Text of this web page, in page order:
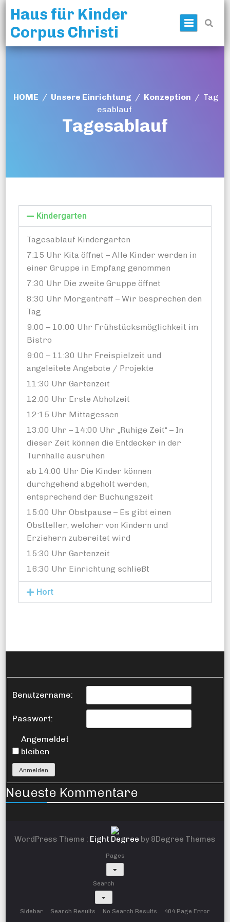
Haus für Kinder
Corpus Christi
HOME / Unsere Einrichtung / Konzeption / Tag
esablauf
Tagesablauf
Kindergarten
Tagesablauf Kindergarten
7:15 Uhr Kita öffnet –Alle Kinder werden in
einer Gruppe in Empfang genommen
7:30 Uhr Die zweite Gruppe öffnet
8:30 Uhr Morgentreff – Wir besprechen den
Tag
9:00 – 10:00 Uhr Frühstücksmöglichkeit im
Bistro
9:00 – 11:30 Uhr Freispielzeit und
angeleitete Angebote / Projekte
11:30 Uhr Gartenzeit
12:00 Uhr Erste Abholzeit
12:15 Uhr Mittagessen
13:00 Uhr – 14:00 Uhr „Ruhige Zeit“ – In
dieser Zeit können die Entdecker in der
Turnhalle ausruhen
ab 14:00 Uhr Die Kinder können
durchgehend abgeholt werden,
entsprechend der Buchungszeit
15:00 Uhr Obstpause – Es gibt einen
Obstteller, welcher von Kindern und
Erziehern zubereitet wird
15:30 Uhr Gartenzeit
16:30 Uhr Einrichtung schließt
Hort
Benutzername:
Passwort:
Angemeldet
bleiben
Anmelden
Neueste Kommentare
WordPress Theme : Eight Degree by 8Degree Themes
Pages
Sidebar
Search
Search Results No Search Results
404 Page Error